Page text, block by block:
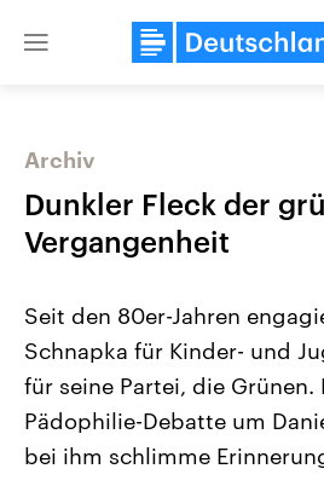
Close
Landtagswahl Sachsen-Anhalt
Alle Informationen
Archiv
Dunkler Fleck der
Vergangenheit
Seit den 80er-Jahren
Schnapka für Kinder- und
für seine Partei, die Grünen.
Pädophilie-Debatte um
bei ihm schlimme